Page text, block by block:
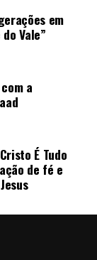
em
Vale”
a
É Tudo
de fé e